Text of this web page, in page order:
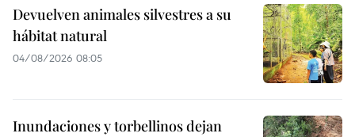
Devuelven animales silvestres a su
hábitat natural
04/08/2026 08:05
Inundaciones y torbellinos dejan